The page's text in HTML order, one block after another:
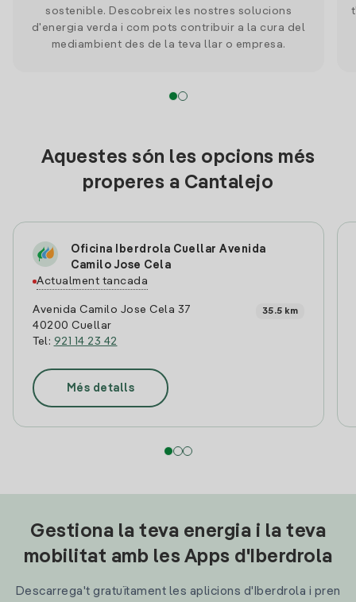
sostenible. Descobreix les nostres solucions
d'energia verda i com pots contribuir a la cura del
mediambient des de la teva llar o empresa.
Aquestes són les opcions més
properes a Cantalejo
Oficina Iberdrola Cuellar Avenida
Camilo Jose Cela
Actualment tancada
Avenida Camilo Jose Cela 37
40200 Cuellar
Tel: 921 14 23 42
35.5 km
Més detalls
Gestiona la teva energia i la teva
mobilitat amb les Apps d'Iberdrola
Descarrega't gratuïtament les aplicions d'Iberdrola i pren